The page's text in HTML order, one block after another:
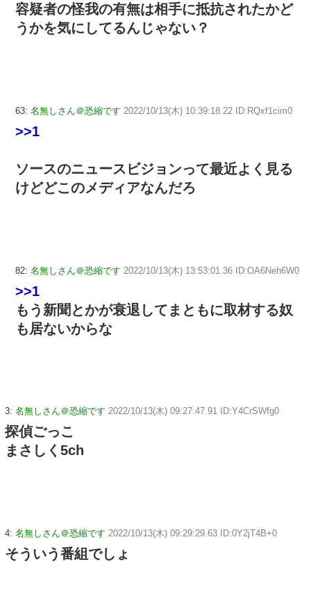
容疑者の怪我の有無は相手に抵抗されたかど
うかを気にしてるんじゃない？
63: 名無しさん＠恐縮です 2022/10/13(木) 10:39:18.22 ID:RQxf1cim0
>>1
ソースのニュースビジョンって最近よく見る
けどどこのメディアなんだろ
82: 名無しさん＠恐縮です 2022/10/13(木) 13:53:01.36 ID:OA6Neh6W0
>>1
もう新聞とかが衰退してまともに取材する奴
も居ないからな
3: 名無しさん＠恐縮です 2022/10/13(木) 09:27:47.91 ID:Y4CrSWfg0
探偵ごっこ
まさしく5ch
4: 名無しさん＠恐縮です 2022/10/13(木) 09:29:29.63 ID:0Y2jT4B+0
そういう番組でしょ